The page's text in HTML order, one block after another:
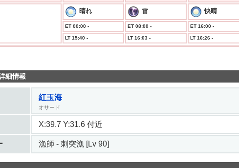
晴れ 雷 快晴
ET 00:00 - ET 08:00 - ET 16:00 -
LT 15:40 - LT 16:03 - LT 16:26 -
細情報
紅玉海
オサード
X:39.7 Y:31.6 付近
漁師 - 刺突漁 [Lv 90]